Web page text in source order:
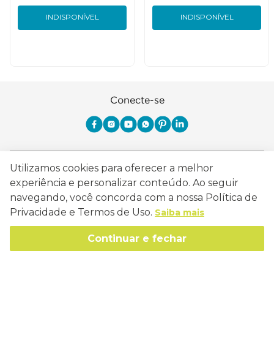
INDISPONÍVEL INDISPONÍVEL
Conecte-se
Como Trabalhamos
Política de Entrega
Política de Privacidade
Trocas e Devoluções
Retire em Loja
Sobre a Eucatex
História
Canal de Ética
Sustentabilidade
Missão, Visão e Valores
Utilizamos cookies para oferecer a melhor
experiência e personalizar conteúdo. Ao seguir
navegando, você concorda com a nossa Política de
Privacidade e Termos de Uso. Saiba mais
Continuar e fechar